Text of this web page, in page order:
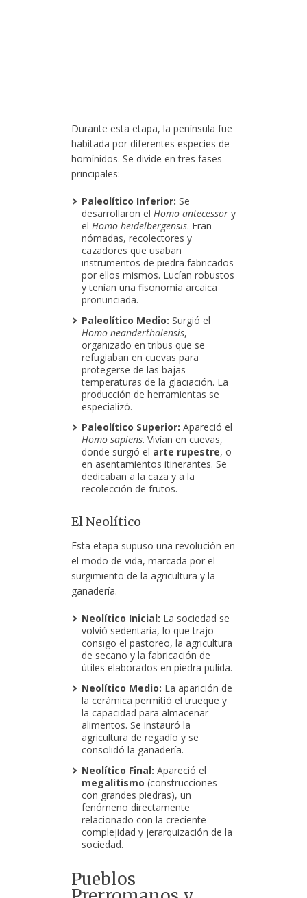
Durante esta etapa, la península fue
habitada por diferentes especies de
homínidos. Se divide en tres fases
principales:
Paleolítico Inferior: Se
desarrollaron el Homo antecessor y
el Homo heidelbergensis. Eran
nómadas, recolectores y
cazadores que usaban
instrumentos de piedra fabricados
por ellos mismos. Lucían robustos
y tenían una fisonomía arcaica
pronunciada.
Paleolítico Medio: Surgió el
Homo neanderthalensis,
organizado en tribus que se
refugiaban en cuevas para
protegerse de las bajas
temperaturas de la glaciación. La
producción de herramientas se
especializó.
Paleolítico Superior: Apareció el
Homo sapiens. Vivían en cuevas,
donde surgió el arte rupestre, o
en asentamientos itinerantes. Se
dedicaban a la caza y a la
recolección de frutos.
El Neolítico
Esta etapa supuso una revolución en
el modo de vida, marcada por el
surgimiento de la agricultura y la
ganadería.
Neolítico Inicial: La sociedad se
volvió sedentaria, lo que trajo
consigo el pastoreo, la agricultura
de secano y la fabricación de
útiles elaborados en piedra pulida.
Neolítico Medio: La aparición de
la cerámica permitió el trueque y
la capacidad para almacenar
alimentos. Se instauró la
agricultura de regadío y se
consolidó la ganadería.
Neolítico Final: Apareció el
megalitismo (construcciones
con grandes piedras), un
fenómeno directamente
relacionado con la creciente
complejidad y jerarquización de la
sociedad.
Pueblos